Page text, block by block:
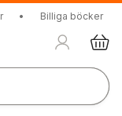
• Billiga böcker